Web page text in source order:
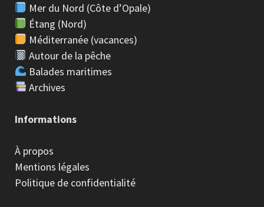
Mer du Nord (Côte d’Opale)
Étang (Nord)
Méditerranée (vacances)
Autour de la pêche
Balades maritimes
Archives
Informations
À propos
Mentions légales
Politique de confidentialité